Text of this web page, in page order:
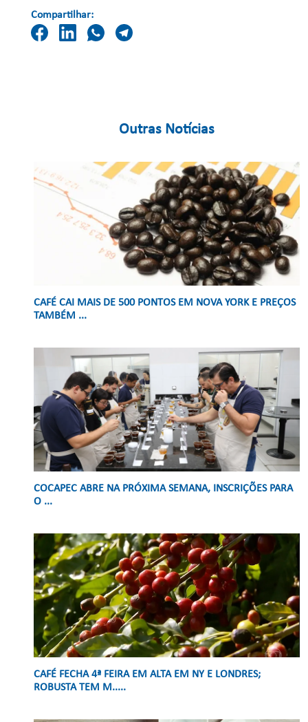
Compartilhar:
Outras Notícias
CAFÉ CAI MAIS DE 500 PONTOS EM NOVA YORK E PREÇOS
TAMBÉM ...
COCAPEC ABRE NA PRÓXIMA SEMANA, INSCRIÇÕES PARA
O ...
CAFÉ FECHA 4ª FEIRA EM ALTA EM NY E LONDRES;
ROBUSTA TEM M.....